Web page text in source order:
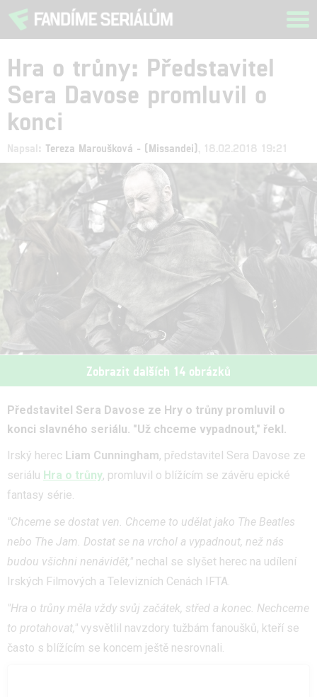
Hra o trůny: Představitel
Sera Davose promluvil o
konci
Napsal: Tereza Maroušková - (Missandei) , 18.02.2018 19:21
Zobrazit dalších 14 obrázků
Představitel Sera Davose ze Hry o trůny promluvil o
konci slavného seriálu. "Už chceme vypadnout," řekl.
Irský herec Liam Cunningham, představitel Sera Davose ze
seriálu Hra o trůny, promluvil o blížícím se závěru epické
fantasy série.
"Chceme se dostat ven. Chceme to udělat jako The Beatles
nebo The Jam. Dostat se na vrchol a vypadnout, než nás
budou všichni nenávidět," nechal se slyšet herec na udílení
Irských Filmových a Televizních Cenách IFTA.
"Hra o trůny měla vždy svůj začátek, střed a konec. Nechceme
to protahovat," vysvětlil navzdory tužbám fanoušků, kteří se
často s blížícím se koncem ještě nesrovnali.